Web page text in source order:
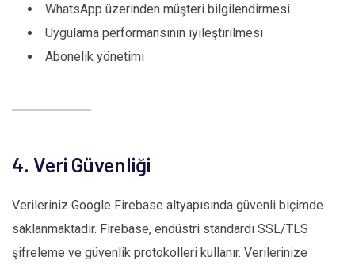
WhatsApp üzerinden müşteri bilgilendirmesi
Uygulama performansının iyileştirilmesi
Abonelik yönetimi
4. Veri Güvenliği
Verileriniz Google Firebase altyapısında güvenli biçimde
saklanmaktadır. Firebase, endüstri standardı SSL/TLS
şifreleme ve güvenlik protokolleri kullanır. Verilerinize